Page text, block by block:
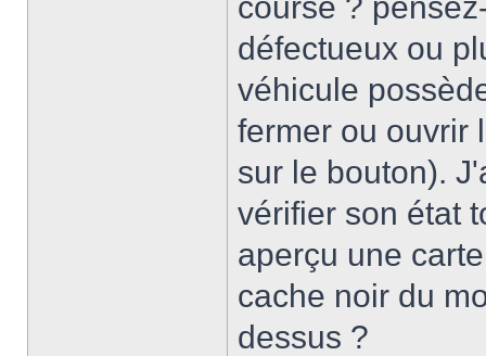
défectueux ou
véhicule
fermer ou ouvrir
sur le bouton).
vérifier son état
aperçu une
cache noir du
dessus ?